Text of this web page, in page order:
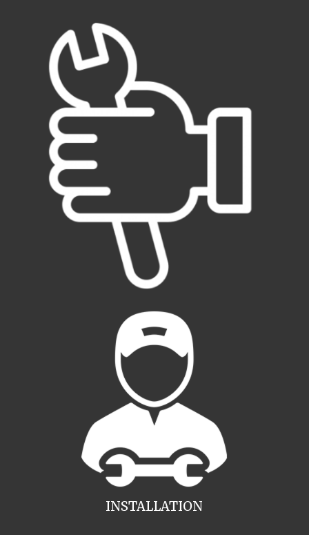
INSTALLATION